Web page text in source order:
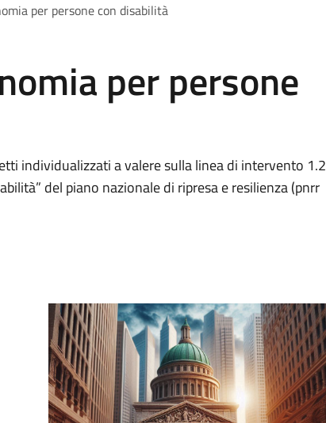
per persone con disabilità
per persone
individualizzati a valere sulla linea di intervento 1.2
del piano nazionale di ripresa e resilienza (pnrr